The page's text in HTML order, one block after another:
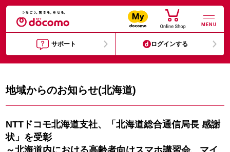
MENU
サポート ログインする
地域からのお知らせ(北海道)
NTTドコモ北海道支社、「北海道総合通信局長 感謝
状」を受彰
～北海道内における高齢者向けスマホ講習会、マイ